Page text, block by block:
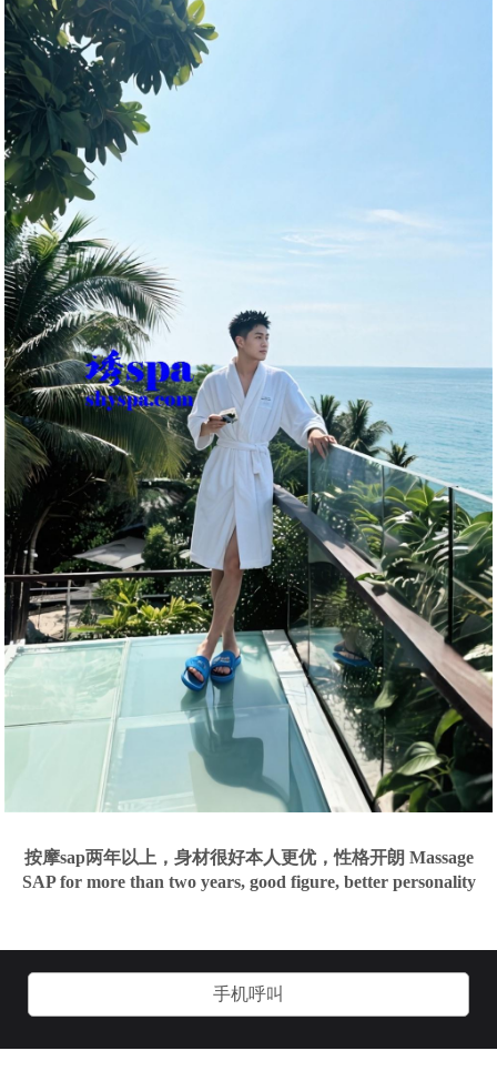
按摩sap两年以上，身材很好本人更优，性格开朗 Massage
SAP for more than two years, good figure, better personality
手机呼叫